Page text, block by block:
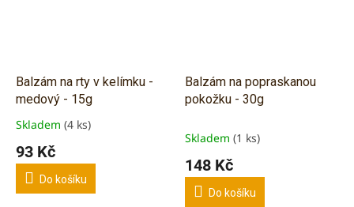
Balzám na rty v kelímku -
medový - 15g
Průměrné
produktu
5,0
Skladem (4 ks)
93 Kč
Do košíku
Balzám na popraskanou
pokožku - 30g
Skladem (1 ks)
148 Kč
Do košíku